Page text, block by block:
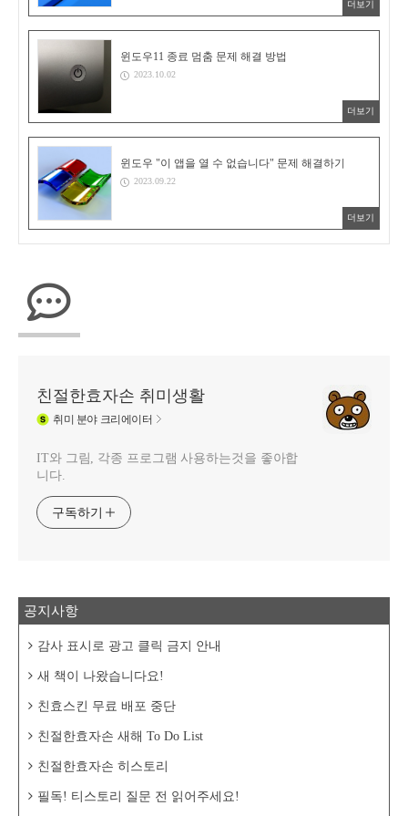
더보기
윈도우11 종료 멈춤 문제 해결 방법
2023.10.02
더보기
윈도우 "이 앱을 열 수 없습니다" 문제 해결하기
2023.09.22
더보기
친절한효자손 취미생활
취미 분야 크리에이터
IT와 그림, 각종 프로그램 사용하는것을 좋아합
니다.
구독하기
공지사항
감사 표시로 광고 클릭 금지 안내
새 책이 나왔습니다요!
친효스킨 무료 배포 중단
친절한효자손 새해 To Do List
친절한효자손 히스토리
필독! 티스토리 질문 전 읽어주세요!